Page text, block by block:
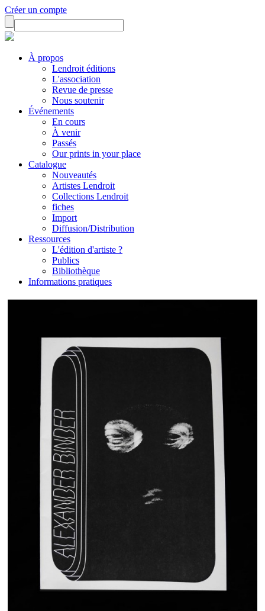
Créer un compte
À propos
Lendroit éditions
L'association
Revue de presse
Nous soutenir
Événements
En cours
À venir
Passés
Our prints in your place
Catalogue
Nouveautés
Artistes Lendroit
Collections Lendroit
fiches
Import
Diffusion/Distribution
Ressources
L'édition d'artiste ?
Publics
Bibliothèque
Informations pratiques